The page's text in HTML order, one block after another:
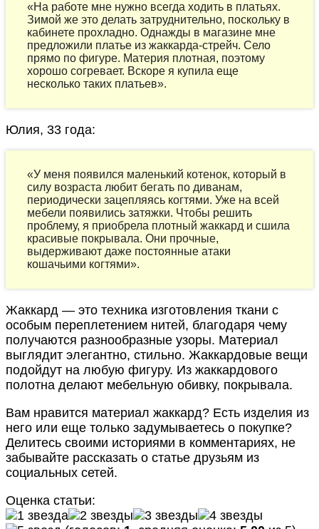
«На работе мне нужно всегда ходить в платьях.
Зимой же это делать затруднительно, поскольку в
кабинете прохладно. Однажды в магазине мне
предложили платье из жаккарда-стрейч. Село
прямо по фигуре. Материя плотная, поэтому
хорошо согревает. Вскоре я купила еще
несколько таких платьев».
Юлия, 33 года:
«У меня появился маленький котенок, который в
силу возраста любит бегать по диванам,
периодически зацепляясь когтями. Уже на всей
мебели появились затяжки. Чтобы решить
проблему, я приобрела плотный жаккард и сшила
красивые покрывала. Они прочные,
выдерживают даже постоянные атаки
кошачьими когтями».
Жаккард — это техника изготовления ткани с
особым переплетением нитей, благодаря чему
получаются разнообразные узоры. Материал
выглядит элегантно, стильно. Жаккардовые вещи
подойдут на любую фигуру. Из жаккардового
полотна делают мебельную обивку, покрывала.
Вам нравится материал жаккард? Есть изделия из
него или еще только задумываетесь о покупке?
Делитесь своими историями в комментариях, не
забывайте рассказать о статье друзьям из
социальных сетей.
Оценка статьи: